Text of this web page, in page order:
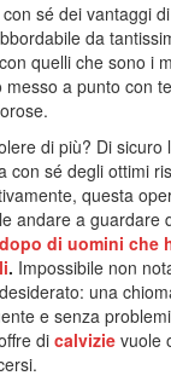
sé dei vantaggi
da
quelli che sono i
a punto con
di più? Di sicuro
con sé degli ottimi
questa
andare a guardare
di uomini che
. Impossibile non
una
e senza
di calvizie vuole